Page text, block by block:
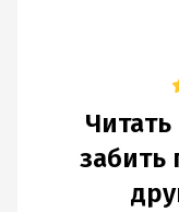
забить